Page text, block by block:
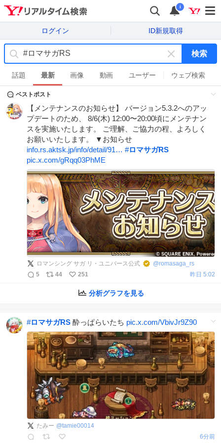
i
ログイン ID新規取得
キ
ー
ワ
ド
を
検索
話題 最新 画像 動画 ユーザー ウェブ検索
ベストポスト
【メンテナンスのお知らせ】 バージョン5.3.2へのアッ
プデートのため、 8/6(木) 12:00〜20:00頃にメンテナン
スを実施いたします。 ご理解、ご協力の程、よろしく
お願いいたします。 ▼お知らせ
info.rs.aktsk.jp/info/detail/91… #ロマサガRS
pic.x.com/gRqq03PhME
ロマンシング サガ リ・ユニバース公式 @romasaga_rs
5
44 251 昨日 5:02
分析グラフを見る
#ロマサガRS 酔っぱらいたち pic.x.com/VbivJr9Z90
たみー @tamie00014
7分前